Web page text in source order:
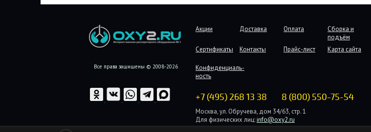
Все права защищены © 2008-2026
Акции Доставка Оплата
Сборка и
подъём
Сертификаты
Контакты Прайс-лист Карта сайта
Конфиденциаль-
ность
+7 (495) 268 13 38 8 (800) 550-75-54
Москва, ул. Обручева, дом 34/63, стр. 1
Для физических лиц:info@oxy2.ru
Для юридических лиц:b2b@oxy2.ru